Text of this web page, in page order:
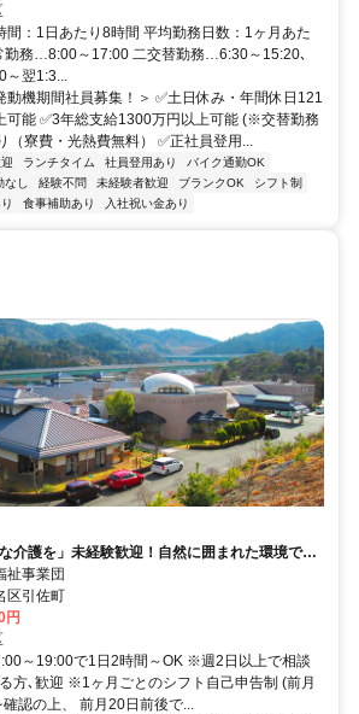
間：1日あたり8時間 平均勤務日数：1ヶ月あた
勤務…8:00～17:00 二交替勤務…6:30～15:20､
翌1:3...
動機期間社員募集！＞ ✅土日休み・年間休日121
可能 ✅3年総支給1300万円以上可能 (※交替勤務
（寮費・光熱費無料） ✅正社員登用...
ランチタイム 社員登用あり
バイク通勤OK
し 経験不問 未経験者歓迎 ブランクOK
シフト制
食事補助あり 入社祝い金あり
介護を」未経験歓迎！自然に囲まれた環境で、
との両立も可能
祉事業団
区引佐町
円
～19:00で1日2時間～OK ※週2日以上で相談
方､歓迎 ※1ヶ月ごとのシフト自己申告制 (前月
認の上、 前月20日前後で...